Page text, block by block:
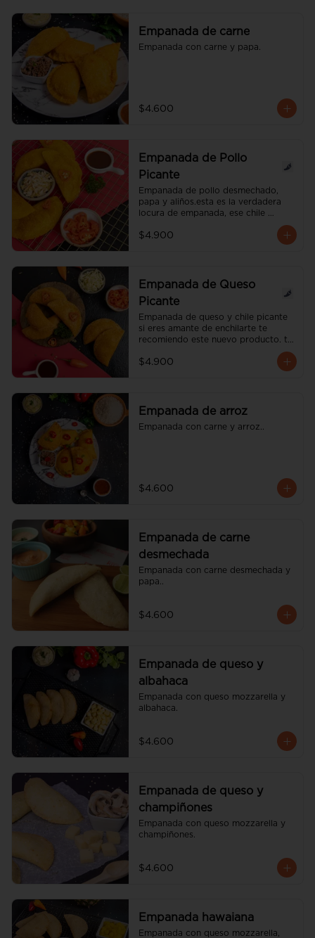
Empanada de carne
Empanada con carne y papa.
$4.600
Empanada de Pollo
Picante
Empanada de pollo desmechado,
papa y aliños.esta es la verdadera
locura de empanada, ese chile
pique es medio.
$4.900
Empanada de Queso
Picante
Empanada de queso y chile picante
si eres amante de enchilarte te
recomiendo este nuevo producto. te
va encantar.el grado de picante es
medio.
$4.900
Empanada de arroz
Empanada con carne y arroz..
$4.600
Empanada de carne
desmechada
Empanada con carne desmechada y
papa..
$4.600
Empanada de queso y
albahaca
Empanada con queso mozzarella y
albahaca.
$4.600
Empanada de queso y
champiñones
Empanada con queso mozzarella y
champiñones.
$4.600
Empanada hawaiana
Empanada con queso mozzarella,